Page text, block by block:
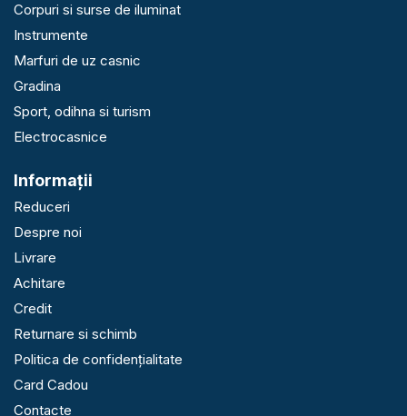
Corpuri si surse de iluminat
Instrumente
Marfuri de uz casnic
Gradina
Sport, odihna si turism
Electrocasnice
Informaţii
Reduceri
Despre noi
Livrare
Achitare
Credit
Returnare si schimb
Politica de confidențialitate
Card Cadou
Contacte